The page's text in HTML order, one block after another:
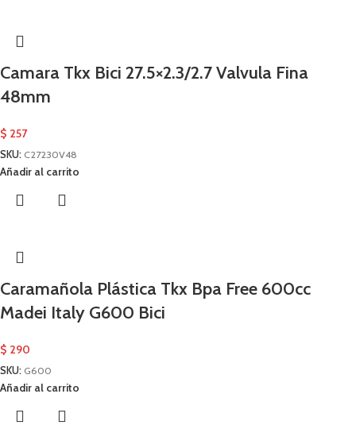
Camara Tkx Bici 27.5×2.3/2.7 Valvula Fina
48mm
$ 257
SKU: C27230V48
Añadir al carrito
Caramañola Plástica Tkx Bpa Free 600cc
Madei Italy G600 Bici
$ 290
SKU: G600
Añadir al carrito